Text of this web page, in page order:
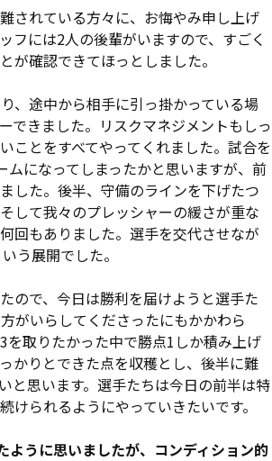
コカップで引分けた甲府。渋谷監督は
さんと、ＮＡＣＫで対戦できることは
ら両チームがハードワークしてボー
手の侵入を防いだ。前線ではムルジャ
ァイトは次第に激しさを増していっ
たしたDF奥井だ。果敢にアップダウン
谷も家長との距離をバランス良く保ち
んだのは32分。ムルジャとのワンツー
谷が相手のゴール前へドリブルで進
子誕生を祝った。
半を折り返したが、後半は我慢の時間
が振り返る。「ボールをサイドに散ら
インを押し上げていたら、違ったゲー
パワーのあるチュカを徹底マークで
されている方々に、お悔やみ申し上げ
フには2人の後輩がいますので、すごく
が確認できてほっとしました。
、途中から相手に引っ掛かっている場
できました。リスクマネジメントもしっ
ことをすべてやってくれました。試合を
になってしまったかと思いますが、前
した。後半、守備のラインを下げたつ
して我々のプレッシャーの緩さが重な
回もありました。選手を交代させなが
う展開でした。
ので、今日は勝利を届けようと選手た
がいらしてくださったにもかかわら
取りたかった中で勝点1しか積み上げ
かりとできた点を収穫とし、後半に難
と思います。選手たちは今日の前半は特
られるようにやっていきたいです。
うに思いましたが、コンディション的